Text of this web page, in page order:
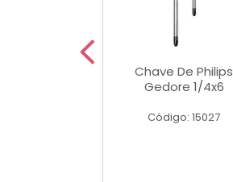
Chave De Philips
Gedore 1/4x6
Código: 15027